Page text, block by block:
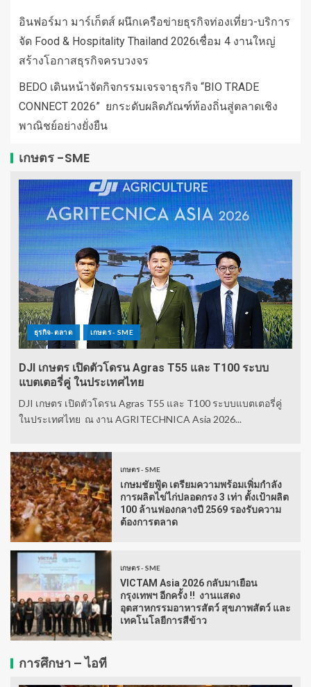
อินฟอร์มา มาร์เก็ตส์ ผนึกเครือข่ายธุรกิจท่องเที่ยว-บริการ
จัด Food & Hospitality Thailand 2026เชื่อม 4 งานใหญ่
สร้างโอกาสธุรกิจครบวงจร
BEDO เดินหน้าจัดกิจกรรมเจรจาธุรกิจ “BIO TRADE
CONNECT 2026” ยกระดับผลิตภัณฑ์ท้องถิ่นสู่ตลาดเชิง
พาณิชย์อย่างยั่งยืน
เกษตร -SME
ธุรกิจ-ตลาด เกษตร - SME
DJI เกษตร เปิดตัวโดรน Agras T55 และ T100 ระบบ
แบตเตอรี่คู่ ในประเทศไทย
DJI เกษตร เปิดตัวโดรน Agras T55 และ T100 ระบบแบตเตอรี่คู่
ในประเทศไทย ณ งาน AGRITECHNICA Asia 2026...
เกษตร - SME
เกษมชัยฟู้ด เตรียมความพร้อมเพิ่มกำลัง
การผลิตไข่ไก่ปลอดกรง 3 เท่า ตั้งเป้าผลิต
100 ล้านฟองกลางปี 2569 รองรับความ
ต้องการตลาด
เกษตร - SME
VICTAM Asia 2026 กลับมาเยือน
กรุงเทพฯ อีกครั้ง !! งานแสดง
อุตสาหกรรมอาหารสัตว์ สุขภาพสัตว์ และ
เทคโนโลยีการสีข้าว
การศึกษา – ไอที